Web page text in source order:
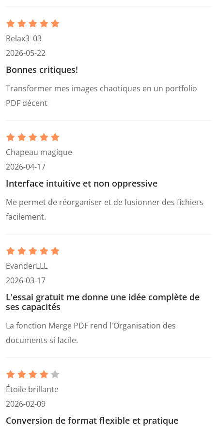
Relax3_03
2026-05-22
Bonnes critiques!
Transformer mes images chaotiques en un portfolio
PDF décent
Chapeau magique
2026-04-17
Interface intuitive et non oppressive
Me permet de réorganiser et de fusionner des fichiers
facilement.
EvanderLLL
2026-03-17
L'essai gratuit me donne une idée complète de
ses capacités
La fonction Merge PDF rend l'Organisation des
documents si facile.
Étoile brillante
2026-02-09
Conversion de format flexible et pratique